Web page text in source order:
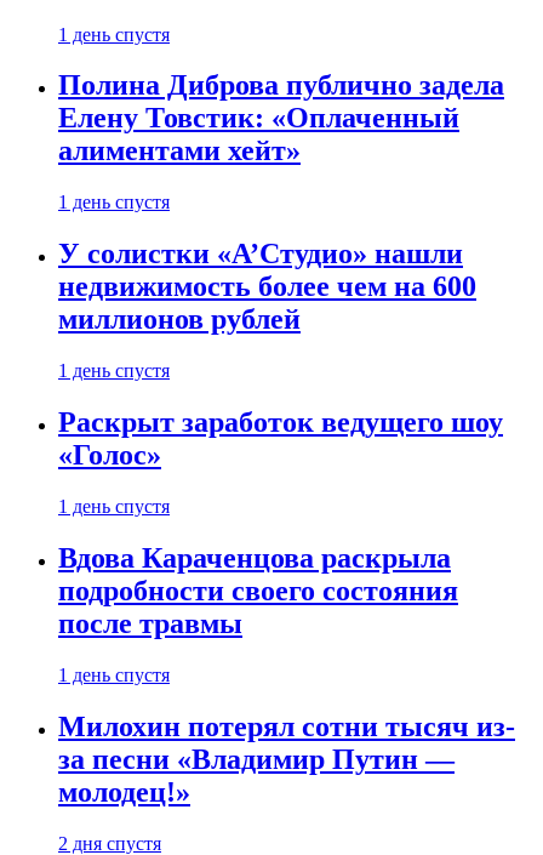
1 день спустя
Полина Диброва публично задела
Елену Товстик: «Оплаченный
алиментами хейт»
1 день спустя
У солистки «А’Студио» нашли
недвижимость более чем на 600
миллионов рублей
1 день спустя
Раскрыт заработок ведущего шоу
«Голос»
1 день спустя
Вдова Караченцова раскрыла
подробности своего состояния
после травмы
1 день спустя
Милохин потерял сотни тысяч из-
за песни «Владимир Путин —
молодец!»
2 дня спустя